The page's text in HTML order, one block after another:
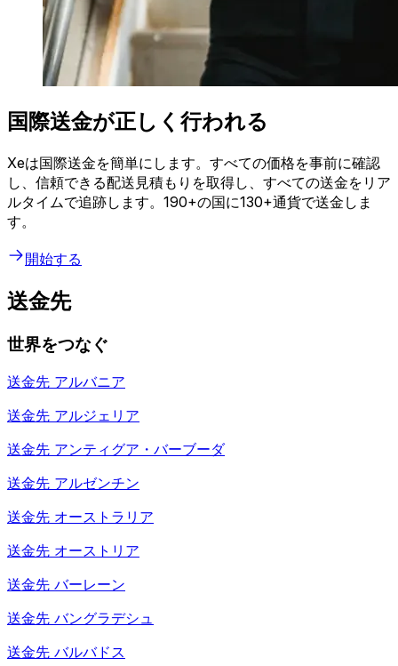
国際送金が正しく行われる
Xeは国際送金を簡単にします。すべての価格を事前に確認
し、信頼できる配送見積もりを取得し、すべての送金をリア
ルタイムで追跡します。190+の国に130+通貨で送金しま
す。
開始する
送金先
世界をつなぐ
送金先 アルバニア
送金先 アルジェリア
送金先 アンティグア・バーブーダ
送金先 アルゼンチン
送金先 オーストラリア
送金先 オーストリア
送金先 バーレーン
送金先 バングラデシュ
送金先 バルバドス